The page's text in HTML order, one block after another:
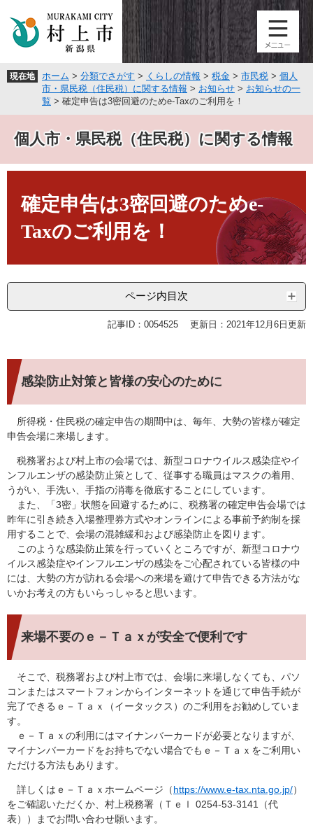
頭
飛
へ
現在地 ホーム > 分類でさがす > くらしの情報 > 税金 > 市民税 > 個人
市・県民税（住民税）に関する情報 > お知らせ > お知らせの一
覧 > 確定申告は3密回避のためe-Taxのご利用を！
個人市・県民税（住民税）に関する情報
確定申告は3密回避のためe-
Taxのご利用を！
ページ内目次
記事ID：0054525 更新日：2021年12月6日更新
感染防止対策と皆様の安心のために
所得税・住民税の確定申告の期間中は、毎年、大勢の皆様が確定
申告会場に来場します。
税務署および村上市の会場では、新型コロナウイルス感染症やイ
ンフルエンザの感染防止策として、従事する職員はマスクの着用、
うがい、手洗い、手指の消毒を徹底することにしています。
また、「3密」状態を回避するために、税務署の確定申告会場では
昨年に引き続き入場整理券方式やオンラインによる事前予約制を採
用することで、会場の混雑緩和および感染防止を図ります。
このような感染防止策を行っていくところですが、新型コロナウ
イルス感染症やインフルエンザの感染をご心配されている皆様の中
には、大勢の方が訪れる会場への来場を避けて申告できる方法がな
いかお考えの方もいらっしゃると思います。
来場不要のｅ－Ｔａｘが安全で便利です
そこで、税務署および村上市では、会場に来場しなくても、パソ
コンまたはスマートフォンからインターネットを通じて申告手続が
完了できるｅ－Ｔａｘ（イータックス）のご利用をお勧めしていま
す。
ｅ－Ｔａｘの利用にはマイナンバーカードが必要となりますが、
マイナンバーカードをお持ちでない場合でもｅ－Ｔａｘをご利用い
ただける方法もあります。
詳しくはｅ－Ｔａｘホームページ（https://www.e-tax.nta.go.jp/）
をご確認いただくか、村上税務署（Ｔｅｌ 0254-53-3141（代
表））までお問い合わせ願います。